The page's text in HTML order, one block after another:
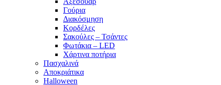
Γούρια
Διακόσμηση
Κορδέλες
Σακούλες – Τσάντες
Φωτάκια – LED
Χάρτινα ποτήρια
Πασχαλινά
Αποκριάτικα
Halloween